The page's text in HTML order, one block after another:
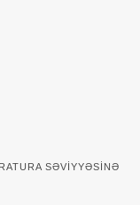
SƏVIYYƏSINƏ